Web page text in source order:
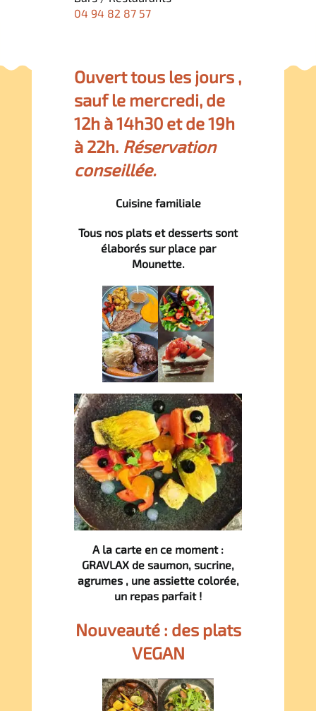
Français04 94 82 87 57
Ouvert tous les jours ,
sauf le mercredi, de
12h à 14h30 et de 19h
à 22h. Réservation
conseillée.
Cuisine familiale
Tous nos plats et desserts sont
élaborés sur place par
Mounette.
A la carte en ce moment :
GRAVLAX de saumon, sucrine,
agrumes , une assiette colorée,
un repas parfait !
Nouveauté : des plats
VEGAN